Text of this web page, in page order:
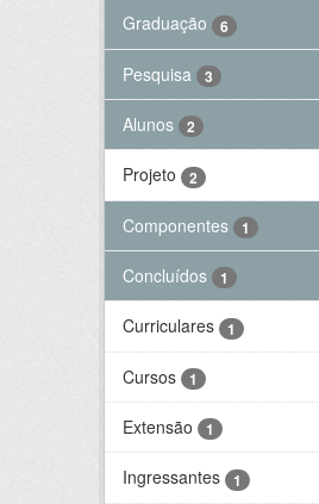
Graduação
6
Pesquisa 3
Alunos 2
Projeto 2
Componentes 1
Concluídos 1
Curriculares 1
Cursos 1
Extensão 1
Ingressantes 1